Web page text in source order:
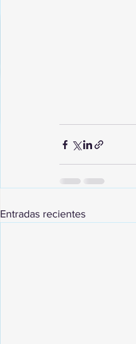
Entradas recientes